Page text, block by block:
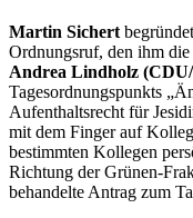
Martin Sichert
Ordnungsruf, den ihm die
Andrea Lindholz
Tagesordnungspunkts
Aufenthaltsrecht für
mit dem Finger auf
bestimmten Kollegen
Richtung der Grünen-
behandelte Antrag zum